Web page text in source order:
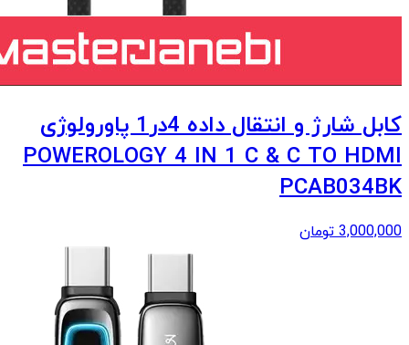
کابل شارژ و انتقال داده 4در1 پاورولوژی
POWEROLOGY 4 IN 1 C & C TO HDMI
PCAB034BK
3,000,000 تومان